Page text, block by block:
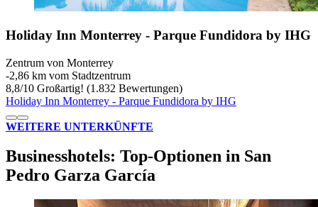
Holiday Inn Monterrey - Parque Fundidora by IHG
Zentrum von Monterrey
‐2,86 km vom Stadtzentrum
8,8/10 Großartig! (1.832 Bewertungen)
Holiday Inn Monterrey - Parque Fundidora by IHG
WEITERE UNTERKÜNFTE
Businesshotels: Top-Optionen in San
Pedro Garza García